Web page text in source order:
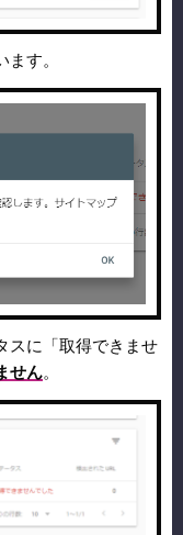
す。
スに「取得できませ
せん。